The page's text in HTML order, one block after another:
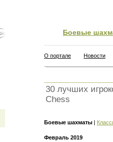
Боевые
О портале Новости
30 лучших
Chess
Боевые шахматы |
Февраль 2019